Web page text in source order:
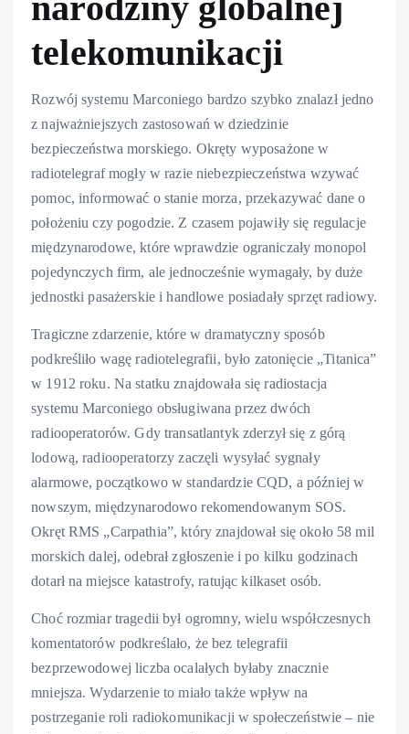
telekomunikacji
Rozwój systemu Marconiego bardzo szybko znalazł jedno
z najważniejszych zastosowań w dziedzinie
bezpieczeństwa morskiego. Okręty wyposażone w
radiotelegraf mogły w razie niebezpieczeństwa wzywać
pomoc, informować o stanie morza, przekazywać dane o
położeniu czy pogodzie. Z czasem pojawiły się regulacje
międzynarodowe, które wprawdzie ograniczały monopol
pojedynczych firm, ale jednocześnie wymagały, by duże
jednostki pasażerskie i handlowe posiadały sprzęt radiowy.
Tragiczne zdarzenie, które w dramatyczny sposób
podkreśliło wagę radiotelegrafii, było zatonięcie „Titanica”
w 1912 roku. Na statku znajdowała się radiostacja
systemu Marconiego obsługiwana przez dwóch
radiooperatorów. Gdy transatlantyk zderzył się z górą
lodową, radiooperatorzy zaczęli wysyłać sygnały
alarmowe, początkowo w standardzie CQD, a później w
nowszym, międzynarodowo rekomendowanym SOS.
Okręt RMS „Carpathia”, który znajdował się około 58 mil
morskich dalej, odebrał zgłoszenie i po kilku godzinach
dotarł na miejsce katastrofy, ratując kilkaset osób.
Choć rozmiar tragedii był ogromny, wielu współczesnych
komentatorów podkreślało, że bez telegrafii
bezprzewodowej liczba ocalałych byłaby znacznie
mniejsza. Wydarzenie to miało także wpływ na
postrzeganie roli radiokomunikacji w społeczeństwie – nie